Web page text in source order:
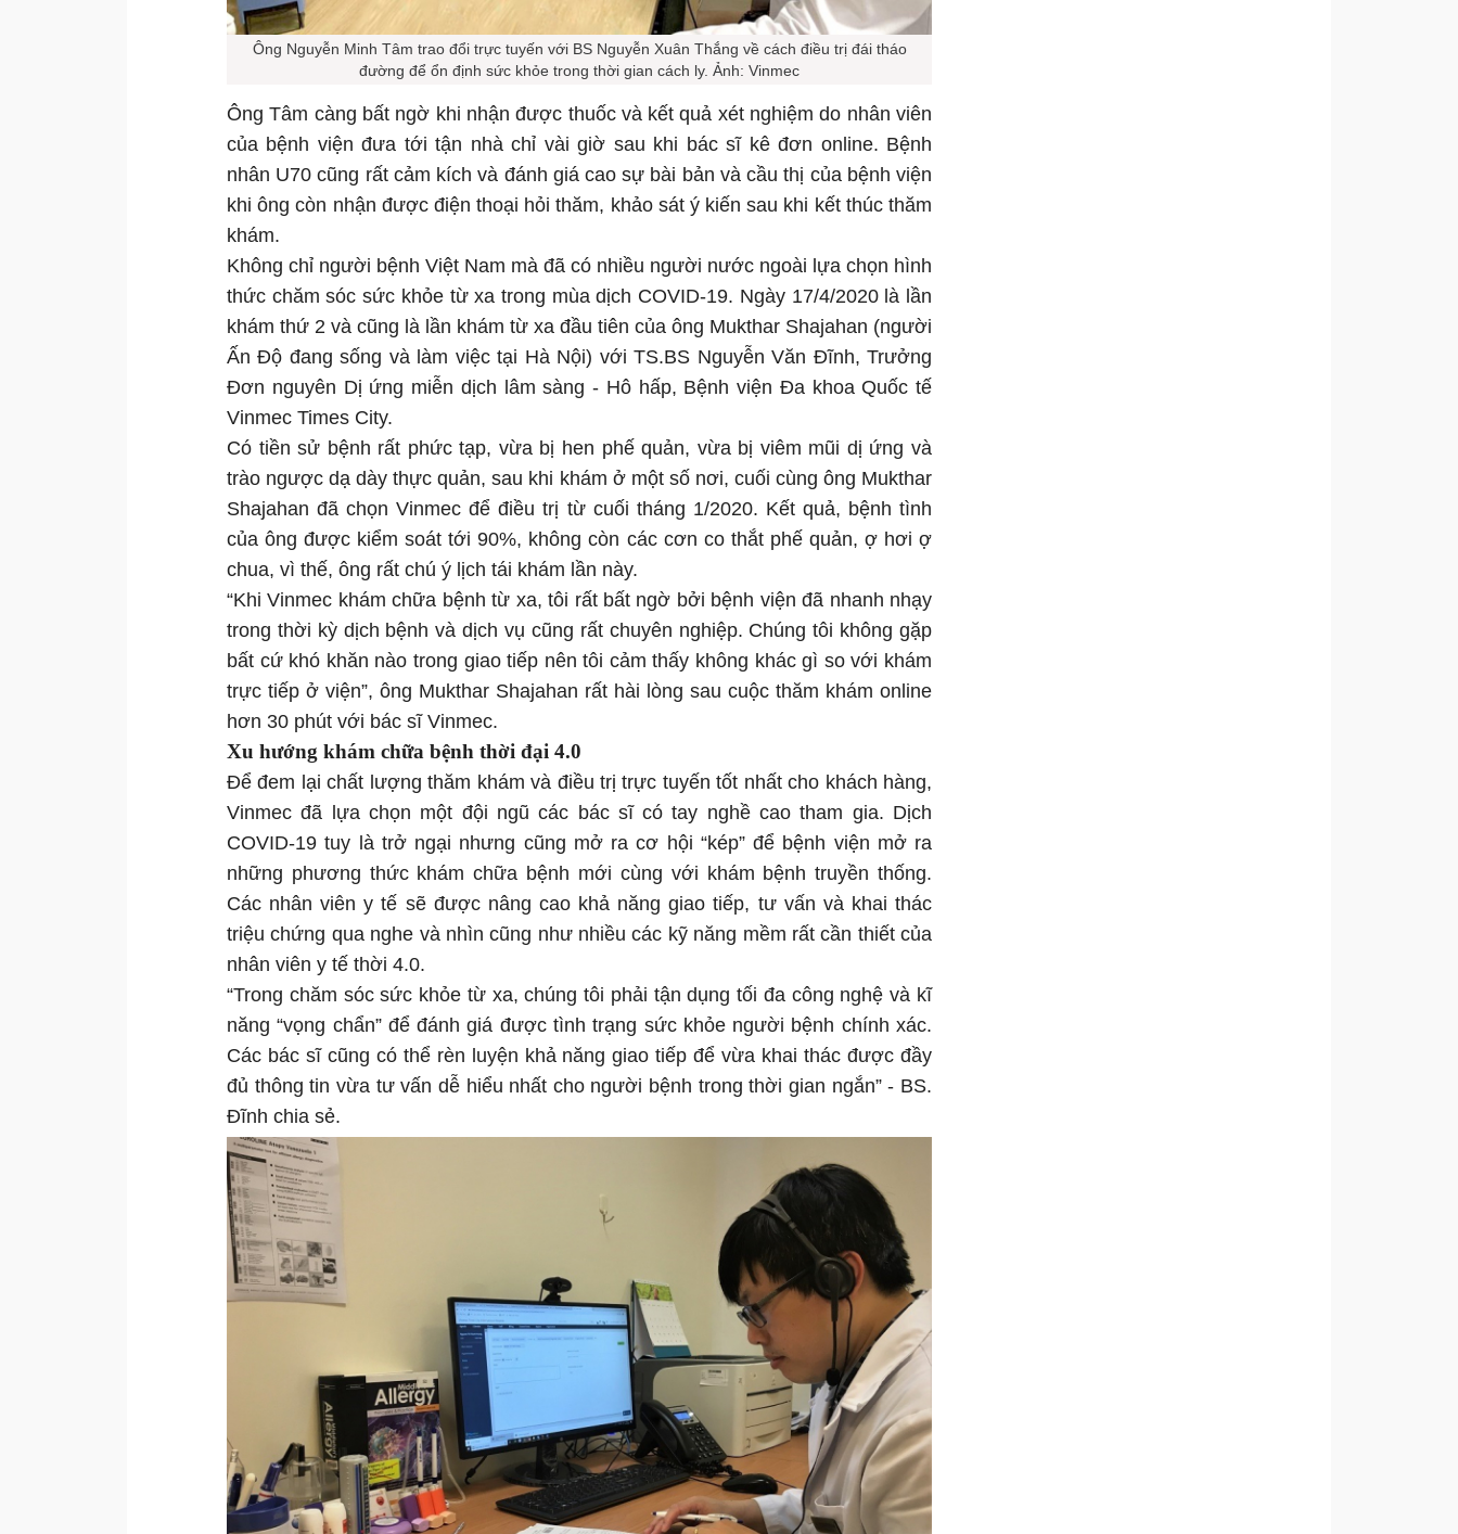
Ông Nguyễn Minh Tâm trao đổi trực tuyến với BS Nguyễn Xuân Thắng về cách điều trị đái tháo
đường để ổn định sức khỏe trong thời gian cách ly. Ảnh: Vinmec
Ông Tâm càng bất ngờ khi nhận được thuốc và kết quả xét nghiệm do nhân viên
của bệnh viện đưa tới tận nhà chỉ vài giờ sau khi bác sĩ kê đơn online. Bệnh
nhân U70 cũng rất cảm kích và đánh giá cao sự bài bản và cầu thị của bệnh viện
khi ông còn nhận được điện thoại hỏi thăm, khảo sát ý kiến sau khi kết thúc thăm
khám.
Không chỉ người bệnh Việt Nam mà đã có nhiều người nước ngoài lựa chọn hình
thức chăm sóc sức khỏe từ xa trong mùa dịch COVID-19. Ngày 17/4/2020 là lần
khám thứ 2 và cũng là lần khám từ xa đầu tiên của ông Mukthar Shajahan (người
Ấn Độ đang sống và làm việc tại Hà Nội) với TS.BS Nguyễn Văn Đĩnh, Trưởng
Đơn nguyên Dị ứng miễn dịch lâm sàng - Hô hấp, Bệnh viện Đa khoa Quốc tế
Vinmec Times City.
Có tiền sử bệnh rất phức tạp, vừa bị hen phế quản, vừa bị viêm mũi dị ứng và
trào ngược dạ dày thực quản, sau khi khám ở một số nơi, cuối cùng ông Mukthar
Shajahan đã chọn Vinmec để điều trị từ cuối tháng 1/2020. Kết quả, bệnh tình
của ông được kiểm soát tới 90%, không còn các cơn co thắt phế quản, ợ hơi ợ
chua, vì thế, ông rất chú ý lịch tái khám lần này.
“Khi Vinmec khám chữa bệnh từ xa, tôi rất bất ngờ bởi bệnh viện đã nhanh nhạy
trong thời kỳ dịch bệnh và dịch vụ cũng rất chuyên nghiệp. Chúng tôi không gặp
bất cứ khó khăn nào trong giao tiếp nên tôi cảm thấy không khác gì so với khám
trực tiếp ở viện”, ông Mukthar Shajahan rất hài lòng sau cuộc thăm khám online
hơn 30 phút với bác sĩ Vinmec.
Xu hướng khám chữa bệnh thời đại 4.0
Để đem lại chất lượng thăm khám và điều trị trực tuyến tốt nhất cho khách hàng,
Vinmec đã lựa chọn một đội ngũ các bác sĩ có tay nghề cao tham gia. Dịch
COVID-19 tuy là trở ngại nhưng cũng mở ra cơ hội “kép” để bệnh viện mở ra
những phương thức khám chữa bệnh mới cùng với khám bệnh truyền thống.
Các nhân viên y tế sẽ được nâng cao khả năng giao tiếp, tư vấn và khai thác
triệu chứng qua nghe và nhìn cũng như nhiều các kỹ năng mềm rất cần thiết của
nhân viên y tế thời 4.0.
“Trong chăm sóc sức khỏe từ xa, chúng tôi phải tận dụng tối đa công nghệ và kĩ
năng “vọng chẩn” để đánh giá được tình trạng sức khỏe người bệnh chính xác.
Các bác sĩ cũng có thể rèn luyện khả năng giao tiếp để vừa khai thác được đầy
đủ thông tin vừa tư vấn dễ hiểu nhất cho người bệnh trong thời gian ngắn” - BS.
Đĩnh chia sẻ.